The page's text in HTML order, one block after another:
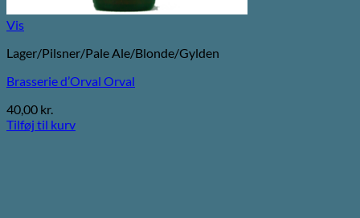
Vis
Lager/Pilsner/Pale Ale/Blonde/Gylden
Brasserie d’Orval Orval
40,00 kr.
Tilføj til kurv